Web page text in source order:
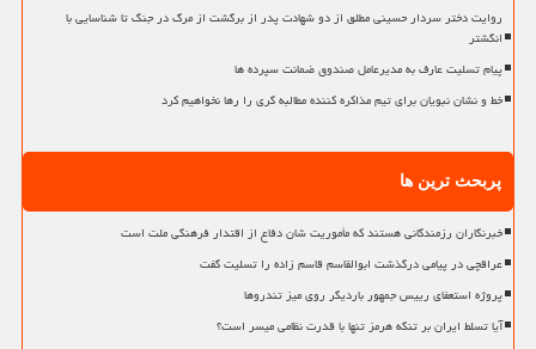
روایت دختر سردار حسینی مطلق از دو شهادت پدر از برگشت از مرگ در جنگ تا شناسایی با
انگشتر
پیام تسلیت عارف به مدیرعامل صندوق ضمانت سپرده ها
خط و نشان نبویان برای تیم مذاکره کننده مطالبه گری را رها نخواهیم کرد
پربحث ترین ها
خبرنگاران رزمندگانی هستند که مأموریت شان دفاع از اقتدار فرهنگی ملت است
عراقچی در پیامی درگذشت ابوالقاسم قاسم زاده را تسلیت گفت
پروژه استعفای رییس جمهور باردیگر روی میز تندروها
آیا تسلط ایران بر تنگه هرمز تنها با قدرت نظامی میسر است؟